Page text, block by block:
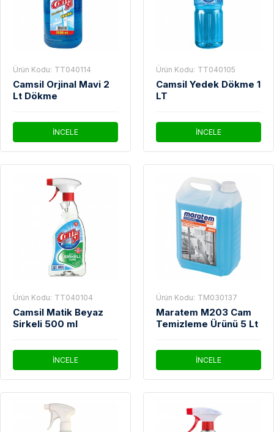
Ürün Kodu: TT040114
Camsil Orjinal Mavi 2
Lt Dökme
İNCELE
Ürün Kodu: TT040105
Camsil Yedek Dökme 1
LT
İNCELE
Ürün Kodu: TT040104
Camsil Matik Beyaz
Sirkeli 500 ml
İNCELE
Ürün Kodu: TM030137
Maratem M203 Cam
Temizleme Ürünü 5 Lt
İNCELE